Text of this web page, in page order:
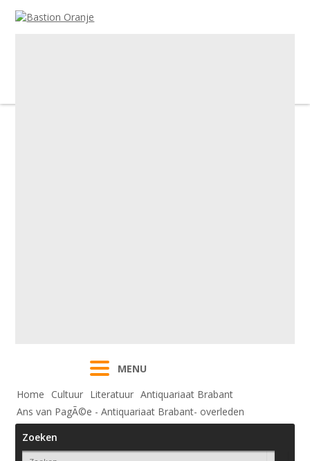
MENU
Home
Cultuur Literatuur Antiquariaat Brabant
Ans van PagÃ©e - Antiquariaat Brabant- overleden
Zoeken